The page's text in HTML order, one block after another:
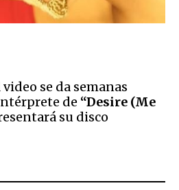
se da semanas
de “Desire (Me
su disco